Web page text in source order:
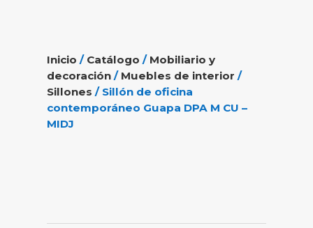
Inicio / Catálogo / Mobiliario y
decoración / Muebles de interior /
Sillones / Sillón de oficina
contemporáneo Guapa DPA M CU –
MIDJ